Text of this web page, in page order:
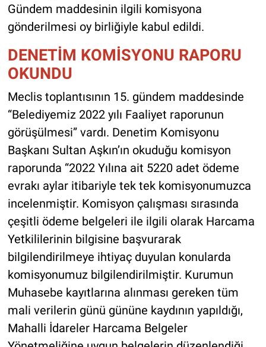
Gündem maddesinin ilgili komisyona
gönderilmesi oy birliğiyle kabul edildi.
DENETİM KOMİSYONU RAPORU
OKUNDU
Meclis toplantısının 15. gündem maddesinde
“Belediyemiz 2022 yılı Faaliyet raporunun
görüşülmesi” vardı. Denetim Komisyonu
Başkanı Sultan Aşkın’ın okuduğu komisyon
raporunda “2022 Yılına ait 5220 adet ödeme
evrakı aylar itibariyle tek tek komisyonumuzca
incelenmiştir. Komisyon çalışması sırasında
çeşitli ödeme belgeleri ile ilgili olarak Harcama
Yetkililerinin bilgisine başvurarak
bilgilendirilmeye ihtiyaç duyulan konularda
komisyonumuz bilgilendirilmiştir. Kurumun
Muhasebe kayıtlarına alınması gereken tüm
mali verilerin günü gününe kaydının yapıldığı,
Mahalli İdareler Harcama Belgeler